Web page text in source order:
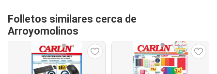
Folletos similares cerca de
Arroyomolinos